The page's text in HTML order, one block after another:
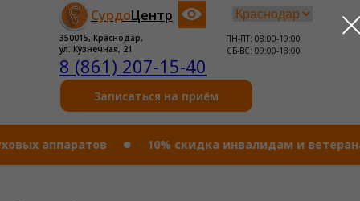
8 (861) 207-15-40
СурдоЦентр
350015, Краснодар,
ул. Кузнечная, 21
ПН-ПТ: 08:00-19:00
СБ-ВС: 09:00-18:00
Записаться на приём
аппаратов 10% cкидка инвалидам и ветеранам